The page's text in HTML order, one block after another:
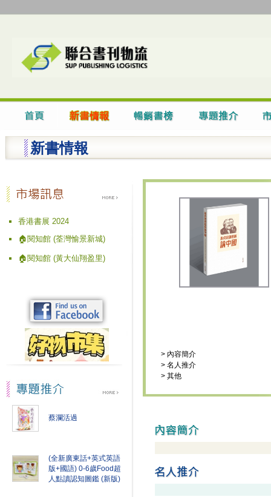
新書情報
香港書展 2024
🏠閱知館 (荃灣愉景新城)
🏠閱知館 (黃大仙翔盈里)
蔡瀾活過
(全新廣東話+英式英語
版+國語) 0-6歲Food超
人點讀認知圖鑑 (新版)
> 內容簡介
> 名人推介
> 其他